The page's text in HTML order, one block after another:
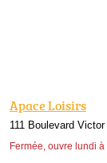
Apace Loisirs
111 Boulevard
Fermée, ouvre lundi